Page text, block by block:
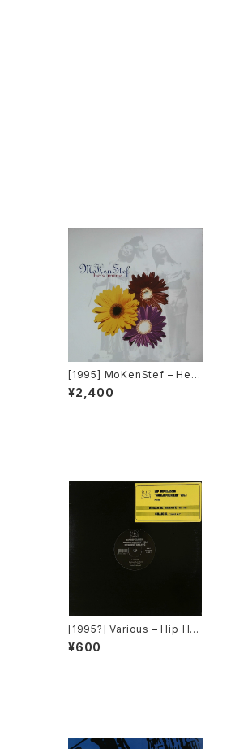
[1995] MoKenStef – He's
Mine [Def Jam Recordin
gs]
¥2,400
[1995?] Various – Hip Ho
p Classic "World Premier
e" Vol.1 [Pop Art Record
¥600